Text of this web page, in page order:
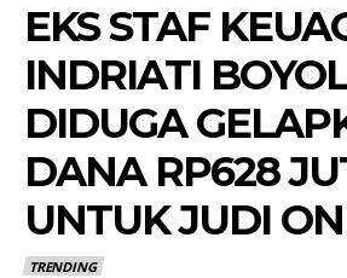
EKS STAF
INDRIATI
DIDUGA
DANA RP628
UNTUK JUDI
TRENDING